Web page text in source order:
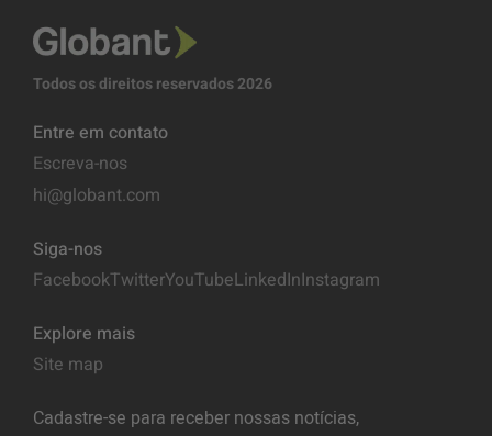
Todos os direitos reservados 2026
Entre em contato
Escreva-nos
hi@globant.com
Siga-nos
FacebookTwitterYouTubeLinkedInInstagram
Explore mais
Site map
Cadastre-se para receber nossas notícias,